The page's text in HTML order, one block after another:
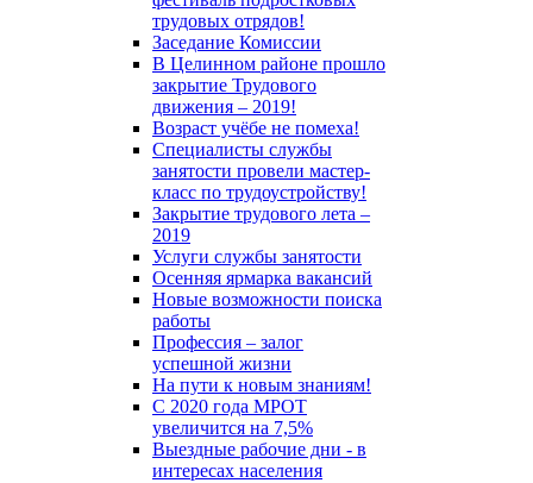
трудовых отрядов!
Заседание Комиссии
В Целинном районе прошло
закрытие Трудового
движения – 2019!
Возраст учёбе не помеха!
Специалисты службы
занятости провели мастер-
класс по трудоустройству!
Закрытие трудового лета –
2019
Услуги службы занятости
Осенняя ярмарка вакансий
Новые возможности поиска
работы
Профессия – залог
успешной жизни
На пути к новым знаниям!
С 2020 года МРОТ
увеличится на 7,5%
Выездные рабочие дни - в
интересах населения